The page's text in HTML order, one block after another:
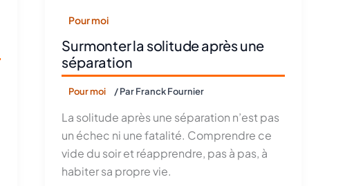
Pour moi
Surmonter la solitude après une
séparation
Pour moi / ParFranck Fournier
La solitude après une séparation n’est pas
un échec ni une fatalité. Comprendre ce
vide du soir et réapprendre, pas à pas, à
habiter sa propre vie.